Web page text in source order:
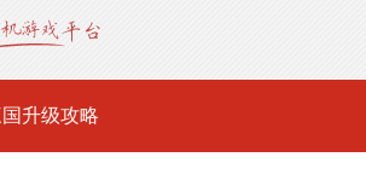
升级攻略